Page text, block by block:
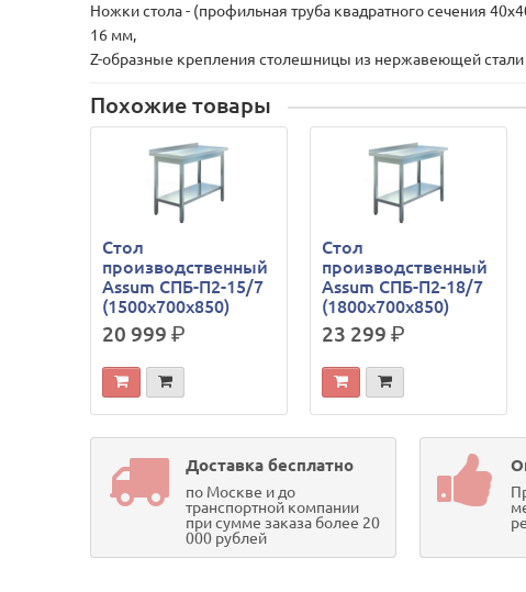
Ножки стола - (профильная труба квадратного сечения
16 мм,
Z-образные крепления столешницы из нержавеющей
Похожие товары
Стол
производственный
Assum СПБ-П2-15/7
(1500х700х850)
20 999р.
Стол
производственный
Assum СПБ-П2-18/7
(1800х700х850)
23 299р.
Доставка бесплатно
по Москве и до
транспортной компании
при сумме заказа более 20
000 рублей